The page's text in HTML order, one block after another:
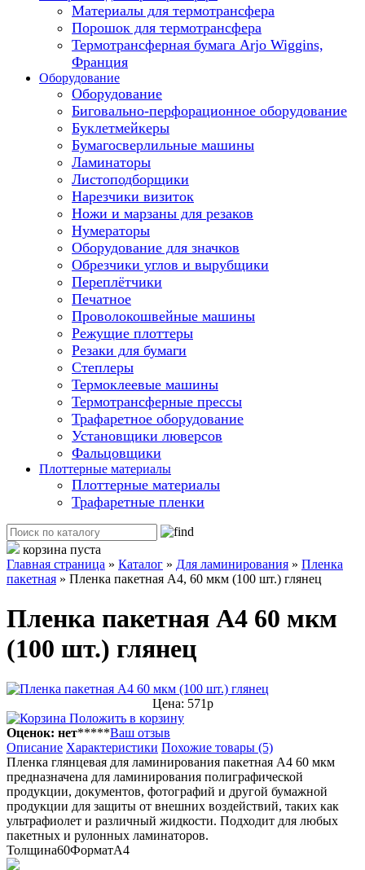
Материалы для термотрансфера
Порошок для термотрансфера
Термотрансферная бумага Arjo Wiggins,
Франция
Оборудование
Оборудование
Биговально-перфорационное оборудование
Буклетмейкеры
Бумагосверлильные машины
Ламинаторы
Листоподборщики
Нарезчики визиток
Ножи и марзаны для резаков
Нумераторы
Оборудование для значков
Обрезчики углов и вырубщики
Переплётчики
Печатное
Проволокошвейные машины
Режущие плоттеры
Резаки для бумаги
Степлеры
Термоклеевые машины
Термотрансферные прессы
Трафаретное оборудование
Установщики люверсов
Фальцовщики
Плоттерные материалы
Плоттерные материалы
Трафаретные пленки
корзина пуста
Главная страница » Каталог » Для ламинирования » Пленка
пакетная » Пленка пакетная А4, 60 мкм (100 шт.) глянец
Пленка пакетная А4 60 мкм
(100 шт.) глянец
Цена: 571р
Положить в корзину
Оценок: нет*****Ваш отзыв
Описание Характеристики Похожие товары (5)
Пленка глянцевая для ламинирования пакетная А4 60 мкм
предназначена для ламинирования полиграфической
продукции, документов, фотографий и другой бумажной
продукции для защиты от внешних воздействий, таких как
ультрафиолет и различный жидкости. Подходит для любых
пакетных и рулонных ламинаторов.
Толщина60ФорматА4